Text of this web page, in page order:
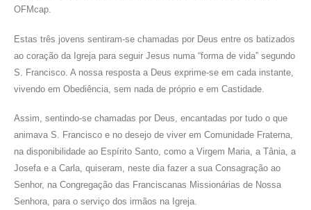
OFMcap.
Estas três jovens sentiram-se chamadas por Deus entre os batizados
ao coração da Igreja para seguir Jesus numa “forma de vida” segundo
S. Francisco. A nossa resposta a Deus exprime-se em cada instante,
vivendo em Obediência, sem nada de próprio e em Castidade.
Assim, sentindo-se chamadas por Deus, encantadas por tudo o que
animava S. Francisco e no desejo de viver em Comunidade Fraterna,
na disponibilidade ao Espírito Santo, como a Virgem Maria, a Tânia, a
Josefa e a Carla, quiseram, neste dia fazer a sua Consagração ao
Senhor, na Congregação das Franciscanas Missionárias de Nossa
Senhora, para o serviço dos irmãos na Igreja.